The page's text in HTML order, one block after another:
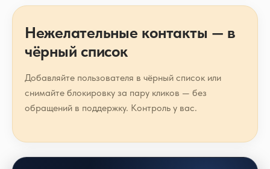
Нежелательные контакты — в
чёрный список
Добавляйте пользователя в чёрный список или
снимайте блокировку за пару кликов — без
обращений в поддержку. Контроль у вас.